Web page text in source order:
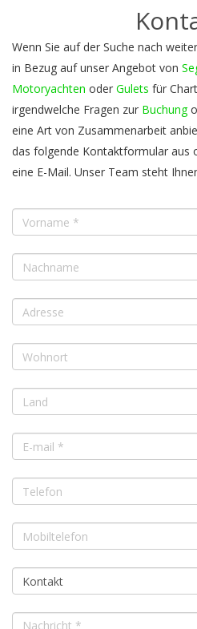
Wenn Sie auf der Suche nach
in Bezug auf unser Angebot von
Motoryachten oder Gulets für
irgendwelche Fragen zur Buchung
eine Art von Zusammenarbeit
das folgende Kontaktformular aus
eine E-Mail. Unser Team steht